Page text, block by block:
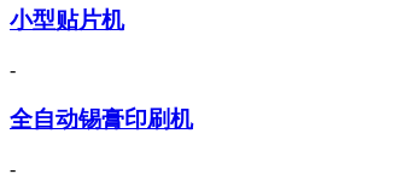
小型贴片机
-
全自动锡膏印刷机
-